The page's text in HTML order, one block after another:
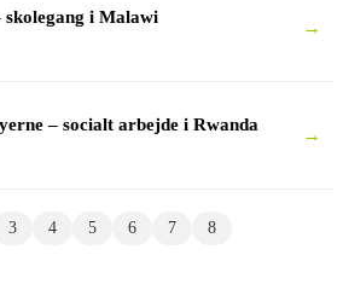
skolegang i Malawi
→
– socialt arbejde i Rwanda
→
3 4 5 6 7 8